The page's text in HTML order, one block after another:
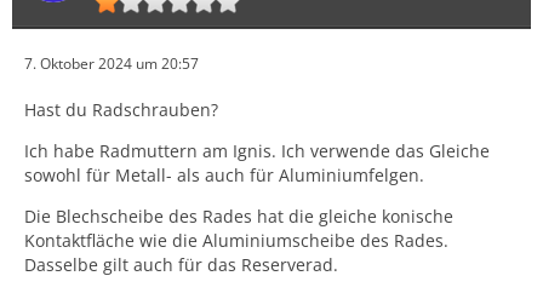
7. Oktober 2024 um 20:57
Hast du Radschrauben?
Ich habe Radmuttern am Ignis. Ich verwende das Gleiche
sowohl für Metall- als auch für Aluminiumfelgen.
Die Blechscheibe des Rades hat die gleiche konische
Kontaktfläche wie die Aluminiumscheibe des Rades.
Dasselbe gilt auch für das Reserverad.